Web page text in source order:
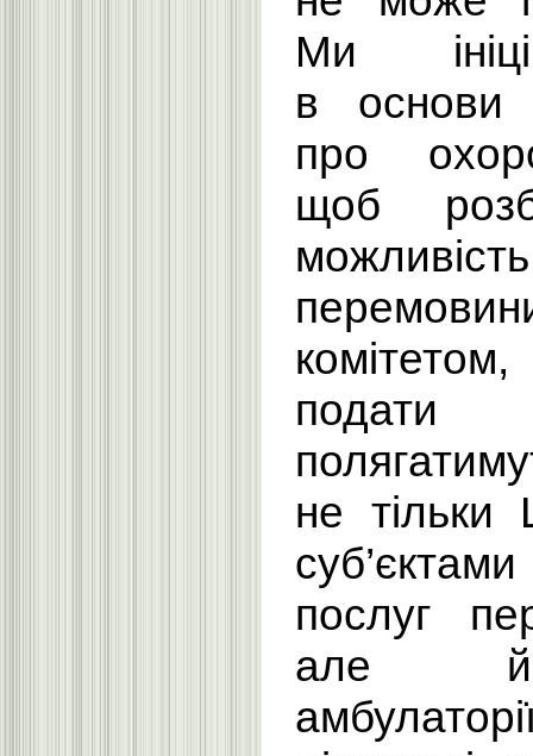
Ми
в основи
про
щоб
подати
не
послуг
але й